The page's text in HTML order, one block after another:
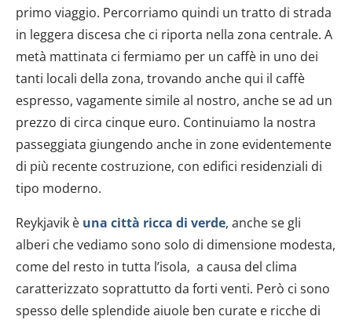
primo viaggio. Percorriamo quindi un tratto di strada
in leggera discesa che ci riporta nella zona centrale. A
metà mattinata ci fermiamo per un caffè in uno dei
tanti locali della zona, trovando anche qui il caffè
espresso, vagamente simile al nostro, anche se ad un
prezzo di circa cinque euro. Continuiamo la nostra
passeggiata giungendo anche in zone evidentemente
di più recente costruzione, con edifici residenziali di
tipo moderno.
Reykjavik è una città ricca di verde, anche se gli
alberi che vediamo sono solo di dimensione modesta,
come del resto in tutta l’isola, a causa del clima
caratterizzato soprattutto da forti venti. Però ci sono
spesso delle splendide aiuole ben curate e ricche di